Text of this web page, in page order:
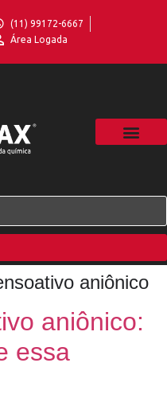
(11) 99172-6667
Área Logada
aniônico
aniônico:
essa